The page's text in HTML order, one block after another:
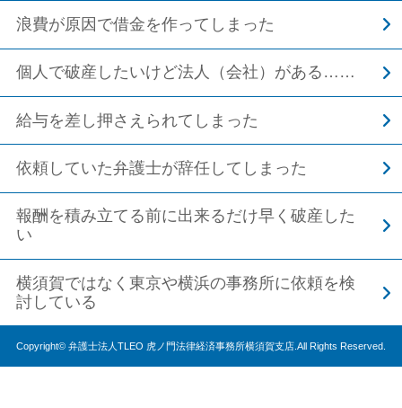
浪費が原因で借金を作ってしまった
個人で破産したいけど法人（会社）がある……
給与を差し押さえられてしまった
依頼していた弁護士が辞任してしまった
報酬を積み立てる前に出来るだけ早く破産した
い
横須賀ではなく東京や横浜の事務所に依頼を検
討している
Copyright© 弁護士法人TLEO 虎ノ門法律経済事務所横須賀支店.All Rights Reserved.